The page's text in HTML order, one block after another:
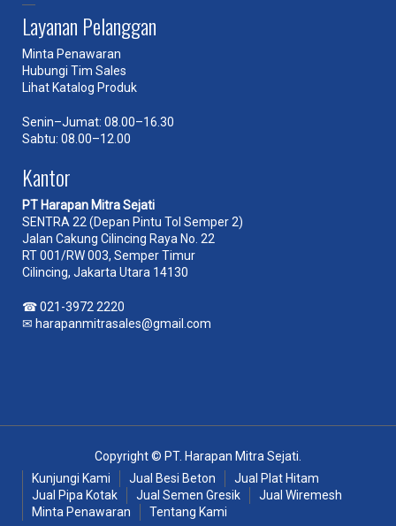
Layanan Pelanggan
Minta Penawaran
Hubungi Tim Sales
Lihat Katalog Produk
Senin–Jumat: 08.00–16.30
Sabtu: 08.00–12.00
Kantor
PT Harapan Mitra Sejati
SENTRA 22 (Depan Pintu Tol Semper 2)
Jalan Cakung Cilincing Raya No. 22
RT 001/RW 003, Semper Timur
Cilincing, Jakarta Utara 14130
☎021-3972 2220
✉ harapanmitrasales@gmail.com
Copyright © PT. Harapan Mitra Sejati.
Kunjungi Kami
Jual Besi Beton
Jual Plat Hitam
Jual Pipa Kotak
Jual Semen Gresik
Jual Wiremesh
Minta Penawaran
Tentang Kami